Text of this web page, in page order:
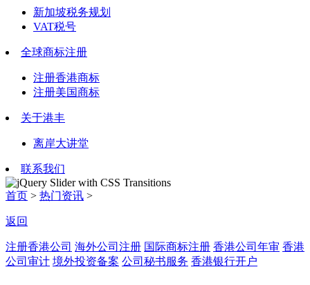
新加坡税务规划
VAT税号
全球商标注册
注册香港商标
注册美国商标
关于港丰
离岸大讲堂
联系我们
首页 > 热门资讯 >
返回
注册香港公司 海外公司注册 国际商标注册 香港公司年审 香港
公司审计 境外投资备案 公司秘书服务 香港银行开户